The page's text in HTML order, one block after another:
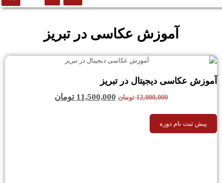
آموزش عکاسی در تبریز
آموزش عکاسی دیجیتال در تبریز
12,000,000 تومان 11,500,000 تومان
پیش ثبت نام دوره